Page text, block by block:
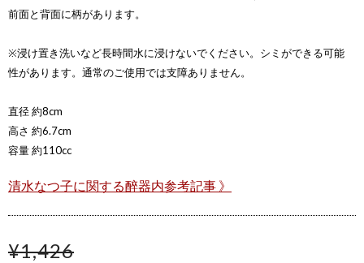
前面と背面に柄があります。
※浸け置き洗いなど長時間水に浸けないでください。シミができる可能
性があります。通常のご使用では支障ありません。
直径 約8cm
高さ 約6.7cm
容量 約110cc
清水なつ子に関する醉器内参考記事 》
¥1,426